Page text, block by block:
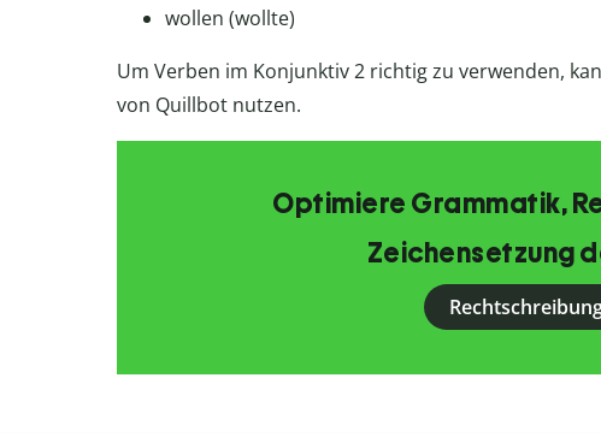
wollen (wollte)
Um Verben im Konjunktiv 2 richtig zu verwenden,
von Quillbot nutzen.
Optimiere Grammatik,
Zeichensetzung